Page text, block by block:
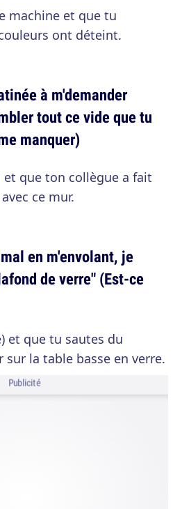
machine et que tu
ont déteint.
à m'demander
tout ce vide que tu
manquer)
et que ton collègue a fait
ce mur.
en m'envolant, je
de verre" (Est-ce
et que tu sautes du
la table basse en verre.
Publicité